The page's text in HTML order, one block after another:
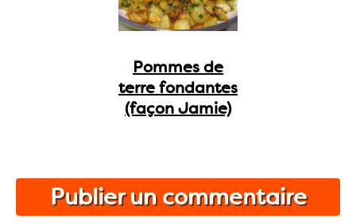
Pommes de
terre fondantes
(façon Jamie)
Publier un commentaire